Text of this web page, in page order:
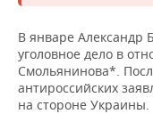
ONLINE-
ОТКРЫТАЯ
ХОККЕЙ
БАСКЕТБОЛ
ВОЛЕЙБОЛ
ВЛАСТЬ
ИСТОРИЯ
СЮЖЕТЫ
СПРАВОЧНИК
СПИСОК ПЕРСОН
ПОЛНАЯ ВЕРСИЯ
В январе Александр
уголовное дело в
Смольянинова*.
антироссийских
на стороне Украины.